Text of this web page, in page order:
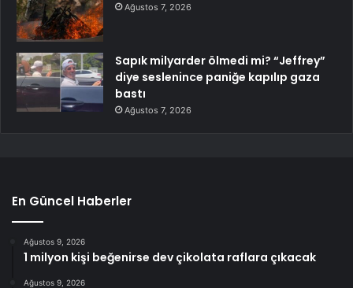
Ağustos 7, 2026
Sapık milyarder ölmedi mi? “Jeffrey”
diye seslenince paniğe kapılıp gaza
bastı
Ağustos 7, 2026
En Güncel Haberler
Ağustos 9, 2026
1 milyon kişi beğenirse dev çikolata raflara çıkacak
Ağustos 9, 2026